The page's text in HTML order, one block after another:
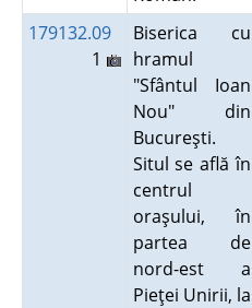
179132.09
1
Biserica cu
hramul
"Sfântul Ioan
Nou" din
Bucureşti.
Situl se află în
centrul
oraşului, în
partea de
nord-est a
Pieţei Unirii, la